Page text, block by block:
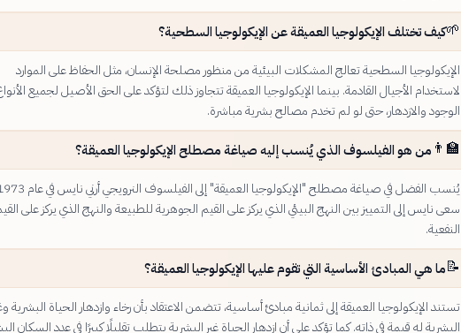
🌱كيف تختلف الإيكولوجيا العميقة عن الإيكولوجيا السطحية؟
الإيكولوجيا السطحية تعالج المشكلات البيئية من منظور مصلحة الإنسان، مثل الحفاظ على الموارد
لاستخدام الأجيال القادمة. بينما الإيكولوجيا العميقة تتجاوز ذلك لتؤكد على الحق الأصيل لجميع
الوجود والازدهار، حتى لو لم تخدم مصالح بشرية مباشرة.
👨‍🏫 من هو الفيلسوف الذي يُنسب إليه صياغة مصطلح الإيكولوجيا العميقة؟
سعى نايس إلى التمييز بين النهج البيئي الذي يركز على القيم الجوهرية للطبيعة والنهج الذي يركز على
النفعية.
📝ما هي المبادئ الأساسية التي تقوم عليها الإيكولوجيا العميقة؟
تستند الإيكولوجيا العميقة إلى ثمانية مبادئ أساسية، تتضمن الاعتقاد بأن رخاء وازدهار الحياة البشرية
البشرية له قيمة في ذاته. كما تؤكد على أن ازدهار الحياة غير البشرية يتطلب تقليلًا كبيرًا في عدد السكان